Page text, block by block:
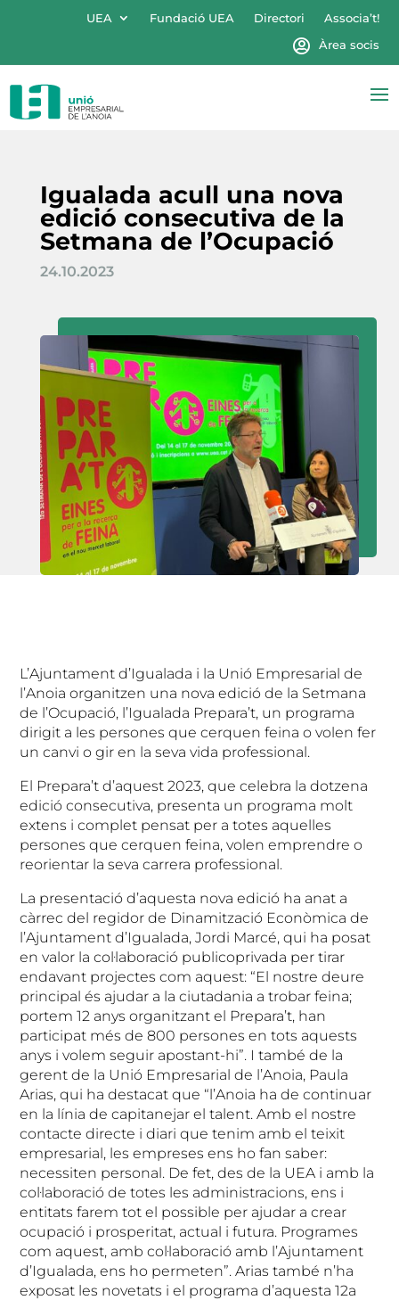
UEA Fundació UEA Directori
Associa’t!
Àrea socis
Igualada acull una nova
edició consecutiva de la
Setmana de l’Ocupació
24.10.2023
L’Ajuntament d’Igualada i la Unió Empresarial de
l’Anoia organitzen una nova edició de la Setmana
de l’Ocupació, l’Igualada Prepara’t, un programa
dirigit a les persones que cerquen feina o volen fer
un canvi o gir en la seva vida professional.
El Prepara’t d’aquest 2023, que celebra la dotzena
edició consecutiva, presenta un programa molt
extens i complet pensat per a totes aquelles
persones que cerquen feina, volen emprendre o
reorientar la seva carrera professional.
La presentació d’aquesta nova edició ha anat a
càrrec del regidor de Dinamització Econòmica de
l’Ajuntament d’Igualada, Jordi Marcé, qui ha posat
en valor la col·laboració publicoprivada per tirar
endavant projectes com aquest: “El nostre deure
principal és ajudar a la ciutadania a trobar feina;
portem 12 anys organitzant el Prepara’t, han
participat més de 800 persones en tots aquests
anys i volem seguir apostant-hi”. I també de la
gerent de la Unió Empresarial de l’Anoia, Paula
Arias, qui ha destacat que “l’Anoia ha de continuar
en la línia de capitanejar el talent. Amb el nostre
contacte directe i diari que tenim amb el teixit
empresarial, les empreses ens ho fan saber:
necessiten personal. De fet, des de la UEA i amb la
col·laboració de totes les administracions, ens i
entitats farem tot el possible per ajudar a crear
ocupació i prosperitat, actual i futura. Programes
com aquest, amb col·laboració amb l’Ajuntament
d’Igualada, ens ho permeten”. Arias també n’ha
exposat les novetats i el programa d’aquesta 12a